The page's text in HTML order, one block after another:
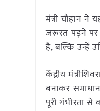
मंत्री चौहान ने
जरूरत पड़ने पर
है, बल्कि उन्हें
केंद्रीय
बनाकर
पूरी गंभीरता से